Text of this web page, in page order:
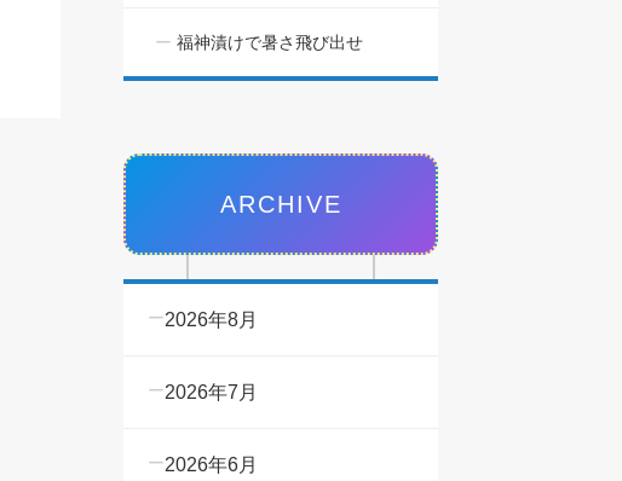
福神漬けで暑さ飛び出せ
ARCHIVE
2026年8月
2026年7月
2026年6月